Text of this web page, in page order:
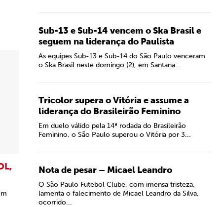
Sub-13 e Sub-14 vencem o Ska Brasil e
seguem na liderança do Paulista
As equipes Sub-13 e Sub-14 do São Paulo venceram
o Ska Brasil neste domingo (2), em Santana...
Tricolor supera o Vitória e assume a
liderança do Brasileirão Feminino
Em duelo válido pela 14ª rodada do Brasileirão
Feminino, o São Paulo superou o Vitória por 3...
Nota de pesar – Micael Leandro
O São Paulo Futebol Clube, com imensa tristeza,
lamenta o falecimento de Micael Leandro da Silva,
ocorrido...